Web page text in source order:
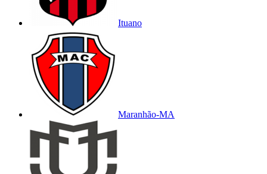
Ituano
Maranhão-MA